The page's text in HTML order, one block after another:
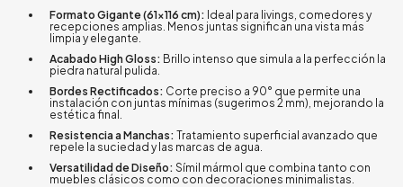
Formato Gigante (61x116 cm): Ideal para livings, comedores y
recepciones amplias. Menos juntas significan una vista más
limpia y elegante.
Acabado High Gloss: Brillo intenso que simula a la perfección la
piedra natural pulida.
Bordes Rectificados: Corte preciso a 90° que permite una
instalación con juntas mínimas (sugerimos 2 mm), mejorando la
estética final.
Resistencia a Manchas: Tratamiento superficial avanzado que
repele la suciedad y las marcas de agua.
Versatilidad de Diseño: Símil mármol que combina tanto con
muebles clásicos como con decoraciones minimalistas.